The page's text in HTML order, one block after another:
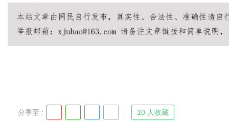
分享至 : 10 人收藏